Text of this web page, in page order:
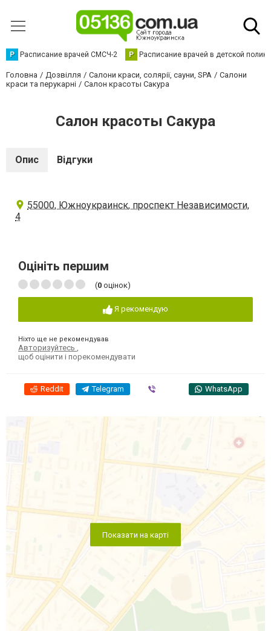
Р Расписание врачей СМСЧ-2 Р Расписание врачей в детской
Головна Дозвілля Салони краси, солярії, сауни, SPA
Салони
краси та перукарні
Салон красоты Сакура
Салон красоты Сакура
Опис Відгуки
55000, Южноукраинск, проспект Независимости,
4
Оцініть першим
(0 оцінок)
Я рекомендую
Ніхто ще не рекомендував
Авторизуйтесь
щоб оцінити і порекомендувати
Reddit Telegram WhatsApp
Показати на карті